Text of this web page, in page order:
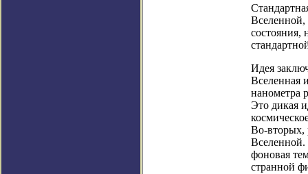
состояния,
Идея
Вселенная
нанометра
Это дикая
Во-вторых,
Вселенной.
фоновая
странной